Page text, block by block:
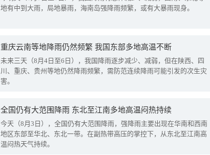
地有中到大雨，局地暴雨，海南岛强降雨频繁，或有大暴雨现身。
重庆云南等地降雨仍然频繁 我国东部多地高温不断
未来三天（8月4日至6日），我国降雨逐步减少、减弱，但在陕西、四
川、重庆、贵州等地仍然降雨频繁，需防范连续降雨可能引发的次生灾
害。
全国仍有大范围降雨 东北至江南多地高温闷热持续
今天（8月3日），全国仍有大范围降雨，强降雨主要出现在华南和西南
地区东部至华北、东北一带。在副热带高压的掌控下，从东北至江南高
温闷热天气持续。